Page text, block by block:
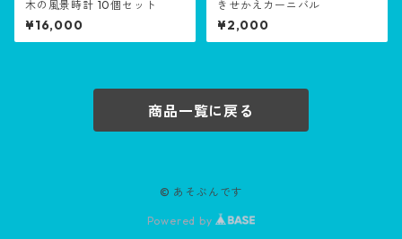
木の風景時計 10個セット
¥16,000
きせかえカーニバル
¥2,000
商品一覧に戻る
© あそぶんです
Powered by